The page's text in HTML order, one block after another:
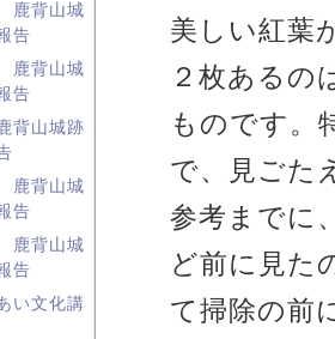
美しい紅葉
２枚あるの
ものです。
で、見ごた
参考までに
ど前に見た
て掃除の前
鹿背山城
告
鹿背山城
告
背山城跡
鹿背山城
告
鹿背山城
告
い文化講